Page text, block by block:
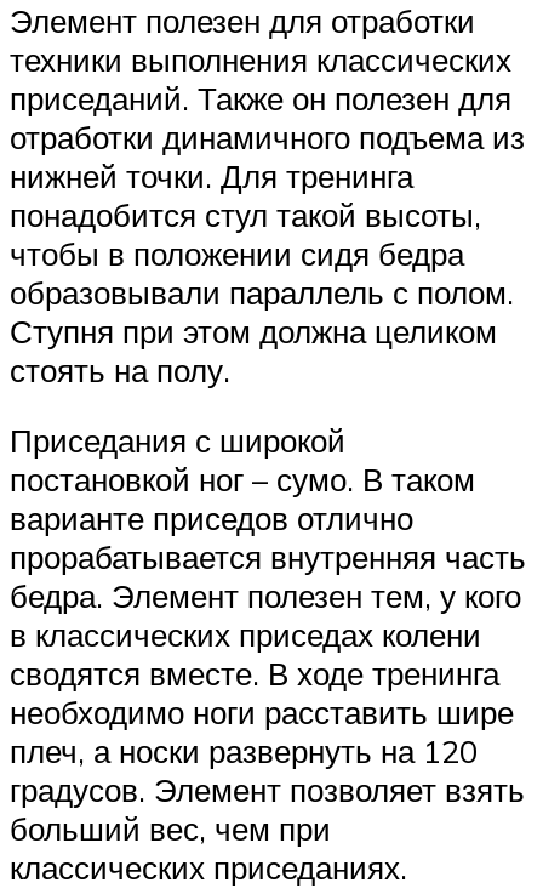
Элемент полезен для отработки
техники выполнения классических
приседаний. Также он полезен для
отработки динамичного подъема из
нижней точки. Для тренинга
понадобится стул такой высоты,
чтобы в положении сидя бедра
образовывали параллель с полом.
Ступня при этом должна целиком
стоять на полу.
Приседания с широкой
постановкой ног – сумо. В таком
варианте приседов отлично
прорабатывается внутренняя часть
бедра. Элемент полезен тем, у кого
в классических приседах колени
сводятся вместе. В ходе тренинга
необходимо ноги расставить шире
плеч, а носки развернуть на 120
градусов. Элемент позволяет взять
больший вес, чем при
классических приседаниях.